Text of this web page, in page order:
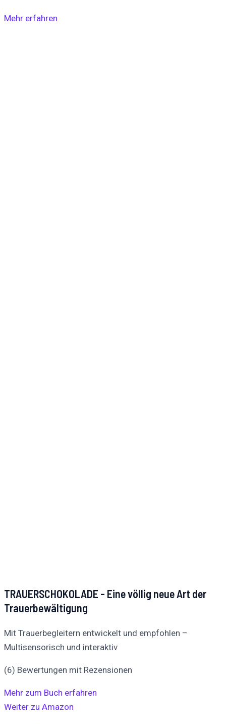
Mehr erfahren
TRAUERSCHOKOLADE - Eine völlig neue Art der
Trauerbewältigung
Mit Trauerbegleitern entwickelt und empfohlen –
Multisensorisch und interaktiv
(6) Bewertungen mit Rezensionen
Mehr zum Buch erfahren
Weiter zu Amazon